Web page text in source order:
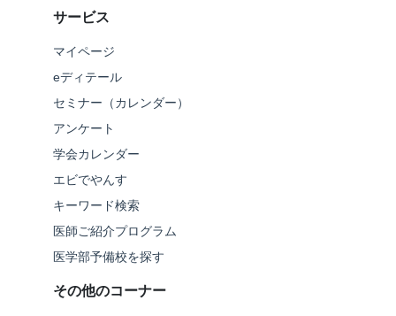
サービス
マイページ
eディテール
セミナー（カレンダー）
アンケート
学会カレンダー
エビでやんす
キーワード検索
医師ご紹介プログラム
医学部予備校を探す
その他のコーナー